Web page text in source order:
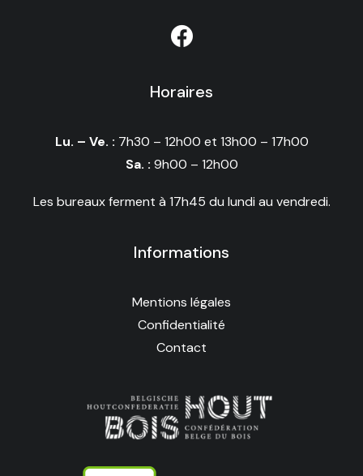
Horaires
Lu. – Ve. : 7h30 – 12h00 et 13h00 – 17h00
Sa. : 9h00 – 12h00
Les bureaux ferment à 17h45 du lundi au vendredi.
Informations
Mentions légales
Confidentialité
Contact